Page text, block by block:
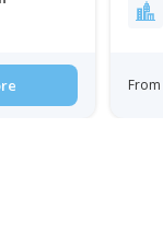
From